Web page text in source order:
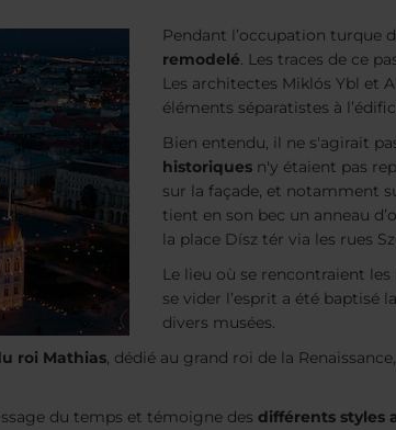
Pendant l’occupation turque
remodelé. Les traces de ce
Les architectes Miklós Ybl et
éléments séparatistes à
Bien entendu, il ne s'agirait
historiques n'y étaient pas
sur la façade, et notamment
tient en son bec un anneau
la place Dísz tér via les rues
Le lieu où se rencontraient
se vider l’esprit a été baptisé la
divers musées.
roi Mathias, dédié au grand roi de la
du temps et témoigne des différents styles